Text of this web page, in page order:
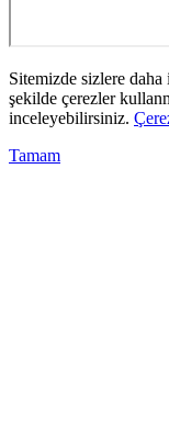
Sitemizde sizlere
şekilde çerezler
inceleyebilirsiniz.
Tamam